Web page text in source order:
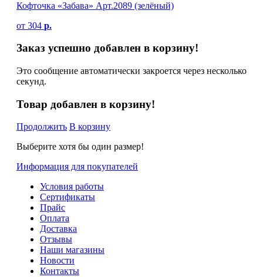
Кофточка «Забава» Арт.2089 (зелёный)
от 304 р.
Заказ успешно добавлен в корзину!
Это сообщение автоматически закроется через несколько
секунд.
Товар добавлен в корзину!
Продолжить В корзину
Выберите хотя бы один размер!
Информация для покупателей
Условия работы
Сертификаты
Прайс
Оплата
Доставка
Отзывы
Наши магазины
Новости
Контакты